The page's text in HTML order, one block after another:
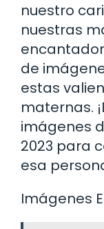
nuestro
nuestras
de
estas
maternas.
imágenes
2023 para
esa
Imágenes